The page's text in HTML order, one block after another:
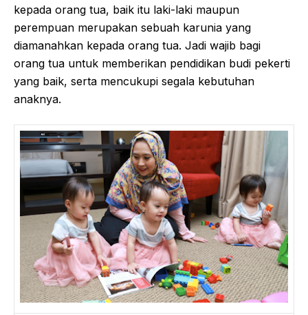
kepada orang tua, baik itu laki-laki maupun
perempuan merupakan sebuah karunia yang
diamanahkan kepada orang tua. Jadi wajib bagi
orang tua untuk memberikan pendidikan budi pekerti
yang baik, serta mencukupi segala kebutuhan
anaknya.